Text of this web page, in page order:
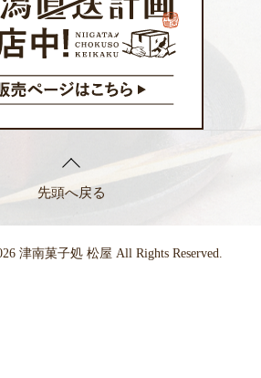
先頭へ戻る
津南菓子処 松屋 All Rights Reserved.